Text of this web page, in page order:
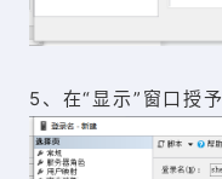
5、在“显示”窗口授予